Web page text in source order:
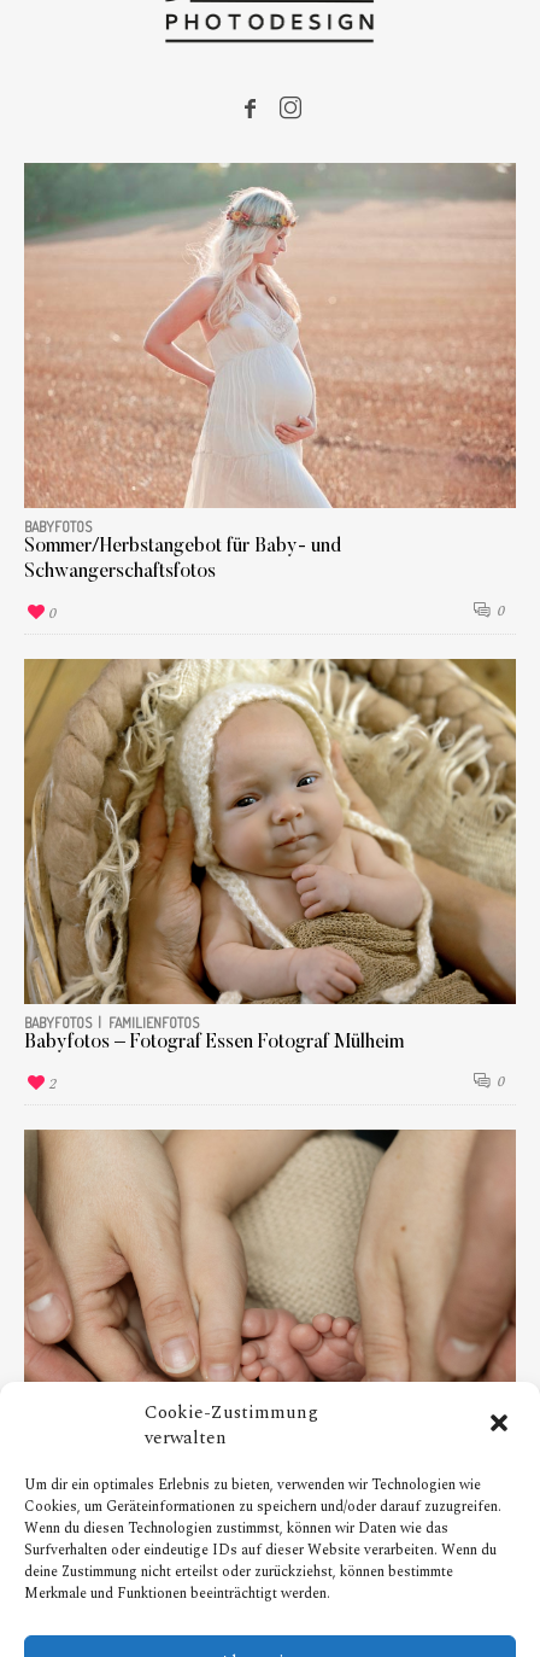
Cookie-Zustimmung
verwalten
Um dir ein optimales Erlebnis zu bieten, verwenden wir Technologien wie
Cookies, um Geräteinformationen zu speichern und/oder darauf zuzugreifen.
Wenn du diesen Technologien zustimmst, können wir Daten wie das
Surfverhalten oder eindeutige IDs auf dieser Website verarbeiten. Wenn du
deine Zustimmung nicht erteilst oder zurückziehst, können bestimmte
Merkmale und Funktionen beeinträchtigt werden.
BABYFOTOS
Sommer/Herbstangebot für Baby- und
Schwangerschaftsfotos
0 0
BABYFOTOS FAMILIENFOTOS
Babyfotos – Fotograf Essen Fotograf Mülheim
2 0
BABYFOTOS
Babyfotos in Essen – Fotograf Essen/Fotograf Mülheim
0